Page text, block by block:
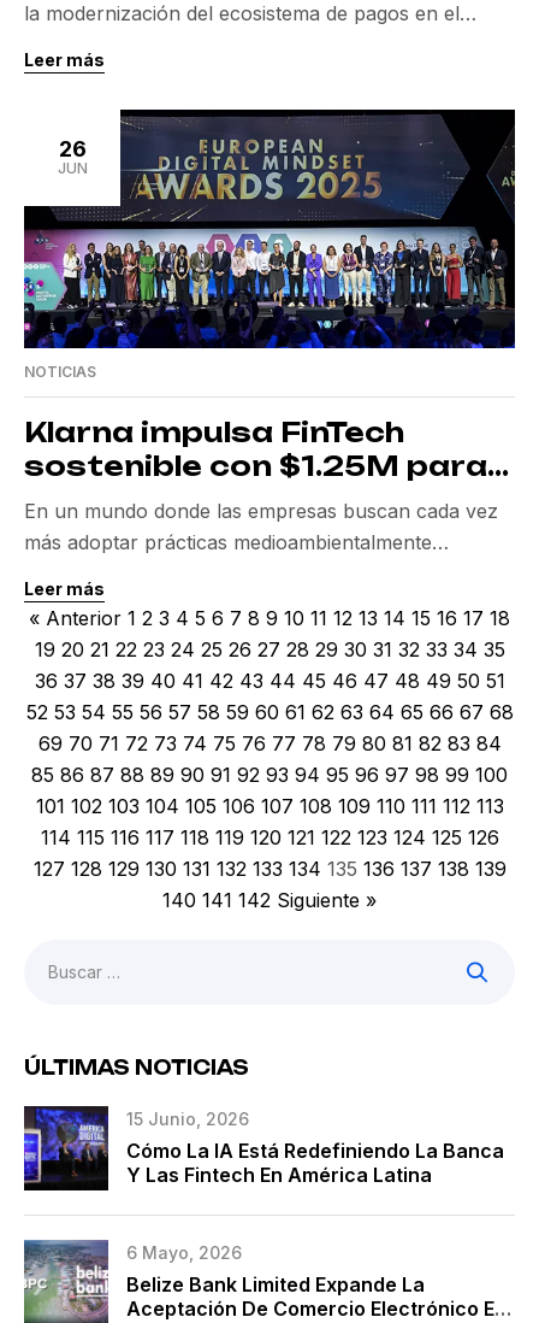
la modernización del ecosistema de pagos en el
movimiento, previsto para finales de año, permitirá a
los bancos y entidades financieras experimentar y
colaborar en nuevas formas de pago. La iniciativa
está diseñada para introducir y perfeccionar las […]
Leer más
26
JUN
NOTICIAS
Klarna impulsa FinTech
sostenible con $1.25M para
proyectos climáticos
En un mundo donde las empresas buscan cada vez
más adoptar prácticas medioambientalmente
invertir fuertemente en el avance del FinTech
Leer más
« Anterior 1 2 3 4 5 6 7 8 9 10 11 12 13 14 15 16 17 18
19 20 21 22 23 24 25 26 27 28 29 30 31 32 33 34 35
36 37 38 39 40 41 42 43 44 45 46 47 48 49 50 51
52 53 54 55 56 57 58 59 60 61 62 63 64 65 66 67 68
69 70 71 72 73 74 75 76 77 78 79 80 81 82 83 84
85 86 87 88 89 90 91 92 93 94 95 96 97 98 99 100
101 102 103 104 105 106 107 108 109 110 111 112 113
114 115 116 117 118 119 120 121 122 123 124 125 126
127 128 129 130 131 132 133 134 135 136 137 138 139
140 141 142 Siguiente »
ÚLTIMAS NOTICIAS
15 Junio, 2026
Cómo La IA Está Redefiniendo La Banca
Y Las Fintech En América Latina
6 Mayo, 2026
Belize Bank Limited Expande La
Aceptación De Comercio Electrónico En